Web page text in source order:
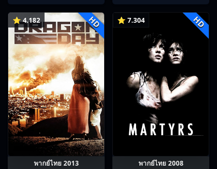
⭐ 4.182 HD
พากย์ไทย 2013
⭐ 7.304 HD
พากย์ไทย 2008